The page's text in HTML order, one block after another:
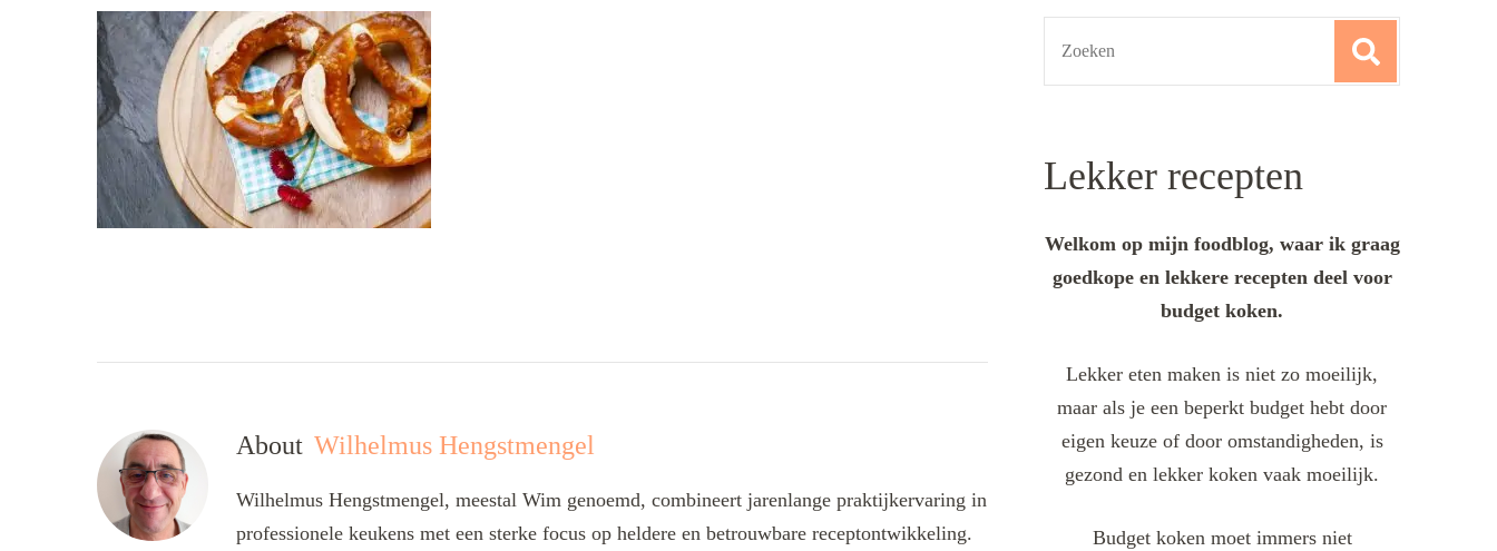
About Wilhelmus Hengstmengel
Wilhelmus Hengstmengel, meestal Wim genoemd, combineert jarenlange praktijkervaring in
professionele keukens met een sterke focus op heldere en betrouwbare receptontwikkeling.
Lekker recepten
Welkom op mijn foodblog, waar ik graag
goedkope en lekkere recepten deel voor
budget koken.
Lekker eten maken is niet zo moeilijk,
maar als je een beperkt budget hebt door
eigen keuze of door omstandigheden, is
gezond en lekker koken vaak moeilijk.
Budget koken moet immers niet